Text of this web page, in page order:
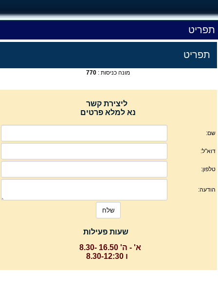
תפריט
תפריט
מונה כניסות : 770
ליצירת קשר
נא למלא פרטים
שעות פעילות
א' - ה' 16.50 -8.30
ו 8.30-12:30